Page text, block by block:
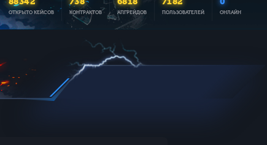
ОТКРЫТО КЕЙСОВ КОНТРАКТОВ АПГРЕЙДОВ ПОЛЬЗОВАТЕЛЕЙ ОНЛАЙН